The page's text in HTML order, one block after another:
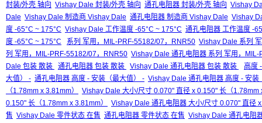
封装/外壳 轴向 Vishay Dale 封装/外壳 轴向 通孔电阻器 封装/外壳 轴向 Vishay
Dale Vishay Dale 制造商 Vishay Dale 通孔电阻器 制造商 Vishay Dale Vishay
度 -65°C ~ 175°C Vishay Dale 工作温度 -65°C ~ 175°C 通孔电阻器 工作温度 -
度 -65°C ~ 175°C
系列 军用，MIL-PRF-55182/07，RNR50 Vishay Dale 系列
列 军用，MIL-PRF-55182/07，RNR50 Vishay Dale 通孔电阻器 系列 军用，
Dale 包装 散装
通孔电阻器 包装 散装 Vishay Dale 通孔电阻器 包装 散装
高度
大值） - 通孔电阻器 高度 - 安装（最大值） - Vishay Dale 通孔电阻器 高度 - 安装
（1.78mm x 3.81mm）
Vishay Dale 大小/尺寸 0.070" 直径 x 0.150" 长（1.78mm
0.150" 长（1.78mm x 3.81mm）
Vishay Dale 通孔电阻器 大小/尺寸 0.070" 直径
售 Vishay Dale 零件状态 在售 通孔电阻器 零件状态 在售 Vishay Dale 通孔电阻